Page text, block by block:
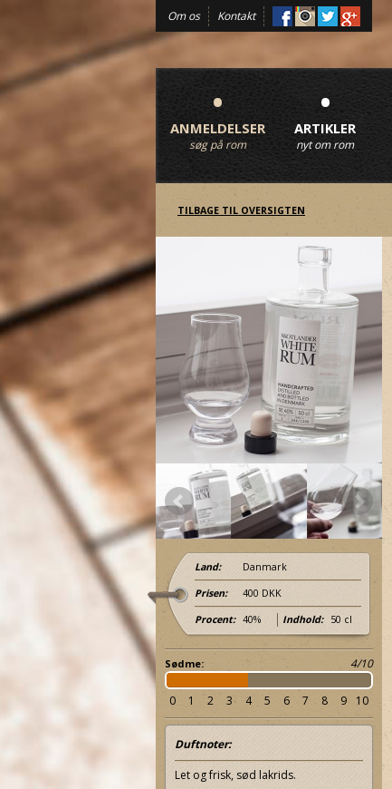
Om os Kontakt
•
ANMELDELSER
søg på rom
•
ARTIKLER
nyt om rom
TILBAGE TIL OVERSIGTEN
Land: Danmark
Prisen: 400 DKK
Procent: 40% Indhold: 50 cl
Sødme: 4/10
0 1 2 3 4 5 6 7 8 9 10
Duftnoter:
Let og frisk, sød lakrids.